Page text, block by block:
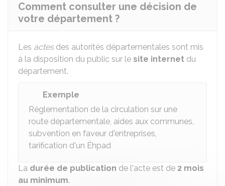
Comment consulter une décision de
votre département ?
Les actesdes autorités départementales sont mis
à la disposition du public sur le site internet du
département.
Exemple
Réglementation de la circulation sur une
route départementale, aides aux communes,
subvention en faveur d'entreprises,
tarification d'un Éhpad
La durée de publication de l'acte est de 2 mois
au minimum.